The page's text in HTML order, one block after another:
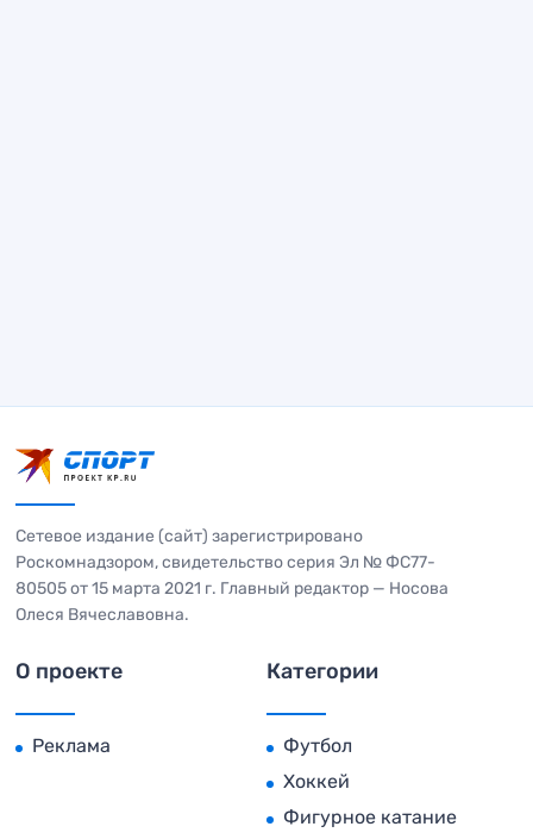
Сетевое издание (сайт) зарегистрировано
Роскомнадзором, свидетельство серия Эл № ФС77-
80505 от 15 марта 2021 г. Главный редактор — Носова
Олеся Вячеславовна.
О проекте
Реклама
Категории
Футбол
Хоккей
Фигурное катание